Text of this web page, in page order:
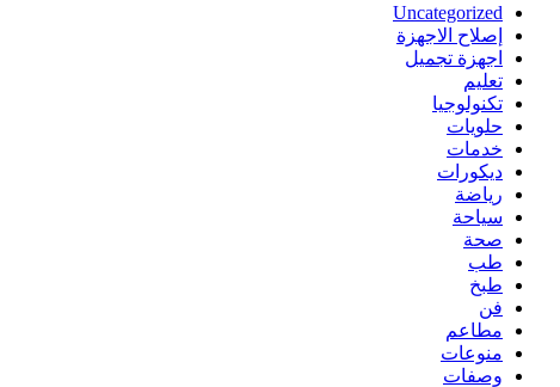
Uncategorized
إصلاح الاجهزة
اجهزة تجميل
تعليم
تكنولوجيا
حلويات
خدمات
ديكورات
رياضة
سياحة
صحة
طب
طبخ
فن
مطاعم
منوعات
وصفات